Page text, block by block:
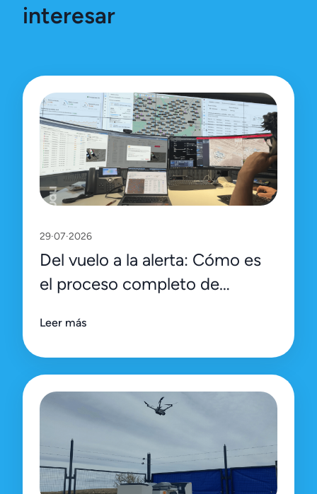
interesar
29·07·2026
Del vuelo a la alerta: Cómo es
el proceso completo de
plataforma de Uali
Leer más